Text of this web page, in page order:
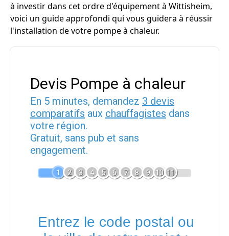
à investir dans cet ordre d'équipement à Wittisheim,
voici un guide approfondi qui vous guidera à réussir
l'installation de votre pompe à chaleur.
Devis Pompe à chaleur
En 5 minutes, demandez 3 devis
comparatifs aux chauffagistes dans
votre région.
Gratuit, sans pub et sans
engagement.
1 2 3 4 5 6 7 8 9 10 11
Entrez le code postal ou